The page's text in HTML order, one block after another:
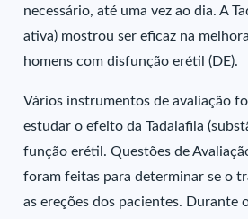
necessário, até uma vez ao dia. A
ativa) mostrou ser eficaz na
homens com disfunção erétil (DE).
Vários instrumentos de avaliação
estudar o efeito da Tadalafila
função erétil. Questões de
foram feitas para determinar se o
as ereções dos pacientes. Durante